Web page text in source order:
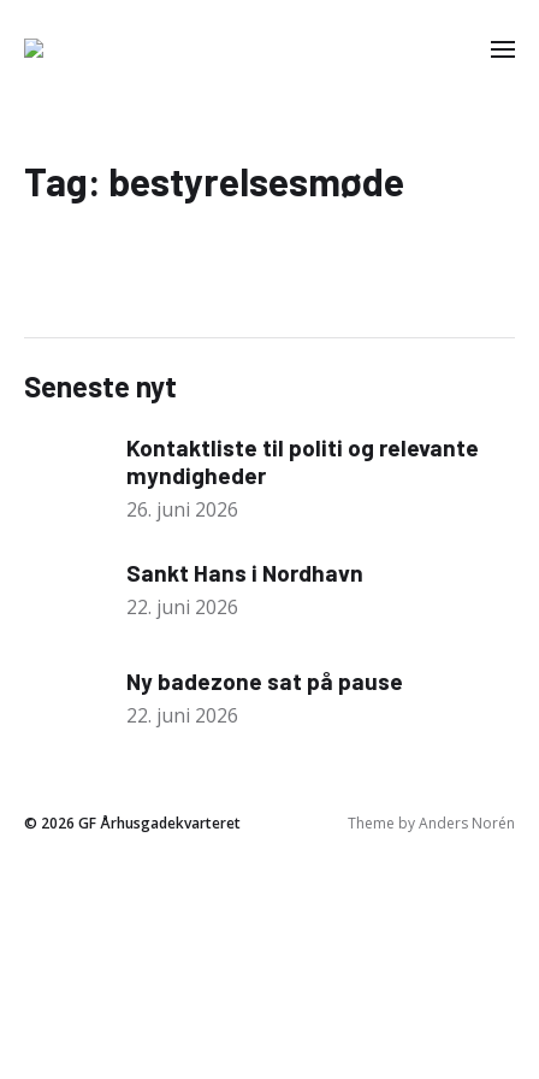
Tag: bestyrelsesmøde
Seneste nyt
Kontaktliste til politi og relevante
myndigheder
26. juni 2026
Sankt Hans i Nordhavn
22. juni 2026
Ny badezone sat på pause
22. juni 2026
© 2026 GF Århusgadekvarteret Theme byAnders Norén